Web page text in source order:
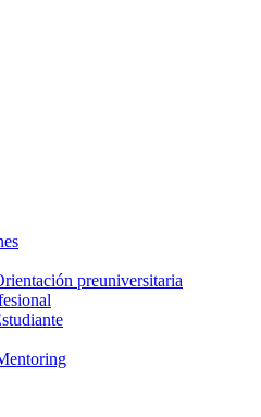
preuniversitaria